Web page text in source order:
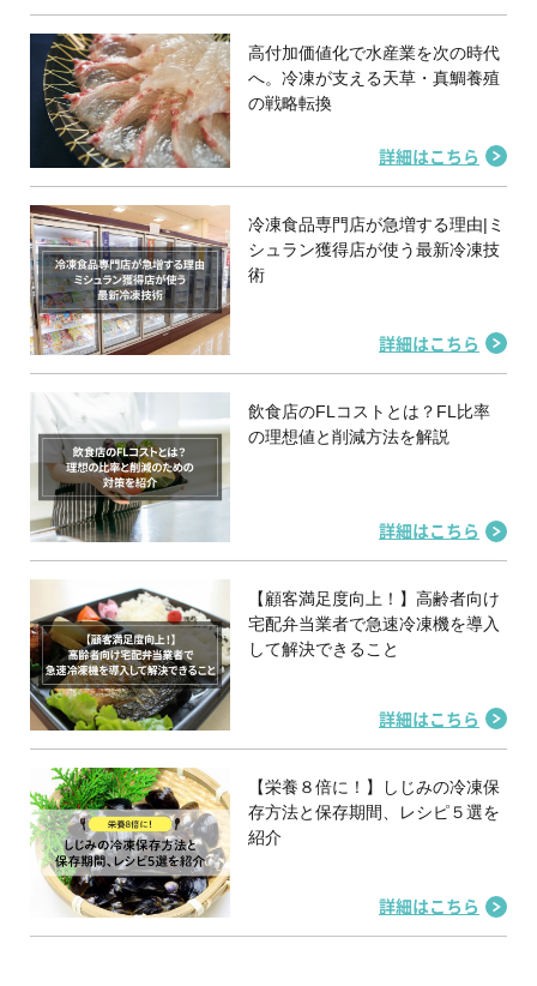
高付加価値化で水産業を次の時代
へ。冷凍が支える天草・真鯛養殖
の戦略転換
詳細はこちら
冷凍食品専門店が急増する理由|ミ
シュラン獲得店が使う最新冷凍技
術
詳細はこちら
飲食店のFLコストとは？FL比率
の理想値と削減方法を解説
詳細はこちら
【顧客満足度向上！】高齢者向け
宅配弁当業者で急速冷凍機を導入
して解決できること
詳細はこちら
【栄養８倍に！】しじみの冷凍保
存方法と保存期間、レシピ５選を
紹介
詳細はこちら